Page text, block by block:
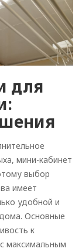
для
мини-кабинет
выбор
имеет
удобной и
Основные
к
максимальным